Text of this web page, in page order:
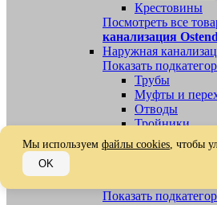
Крестовины
Посмотреть все
канализация
Наружная
Показать
Трубы
Муфты и
Отводы
Тройники
Ревизии,
Посмотреть все
Показать
Мы используем файлы cookies, чтобы
OK